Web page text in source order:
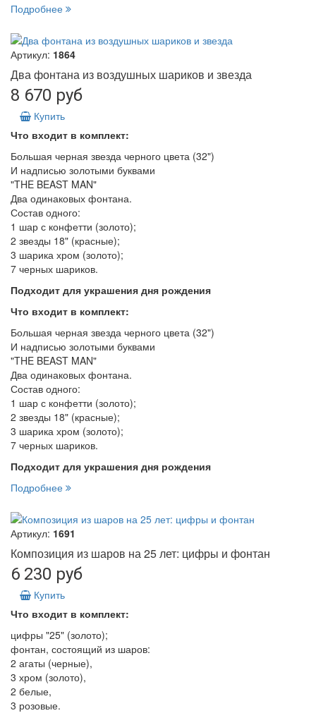
Подробнее
Артикул: 1864
Два фонтана из воздушных шариков и звезда
8 670 руб
Купить
Что входит в комплект:
Большая черная звезда черного цвета (32")
И надписью золотыми буквами
"THE BEAST MAN"
Два одинаковых фонтана.
Состав одного:
1 шар с конфетти (золото);
2 звезды 18" (красные);
3 шарика хром (золото);
7 черных шариков.
Подходит для украшения дня рождения
Что входит в комплект:
Большая черная звезда черного цвета (32")
И надписью золотыми буквами
"THE BEAST MAN"
Два одинаковых фонтана.
Состав одного:
1 шар с конфетти (золото);
2 звезды 18" (красные);
3 шарика хром (золото);
7 черных шариков.
Подходит для украшения дня рождения
Подробнее
Артикул: 1691
Композиция из шаров на 25 лет: цифры и фонтан
6 230 руб
Купить
Что входит в комплект:
цифры "25" (золото);
фонтан, состоящий из шаров:
2 агаты (черные),
3 хром (золото),
2 белые,
3 розовые.